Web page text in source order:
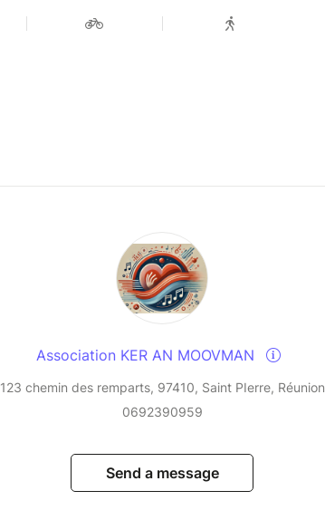
Association KER AN MOOVMAN
123 chemin des remparts, 97410, Saint PIerre, Réunion
0692390959
Send a message